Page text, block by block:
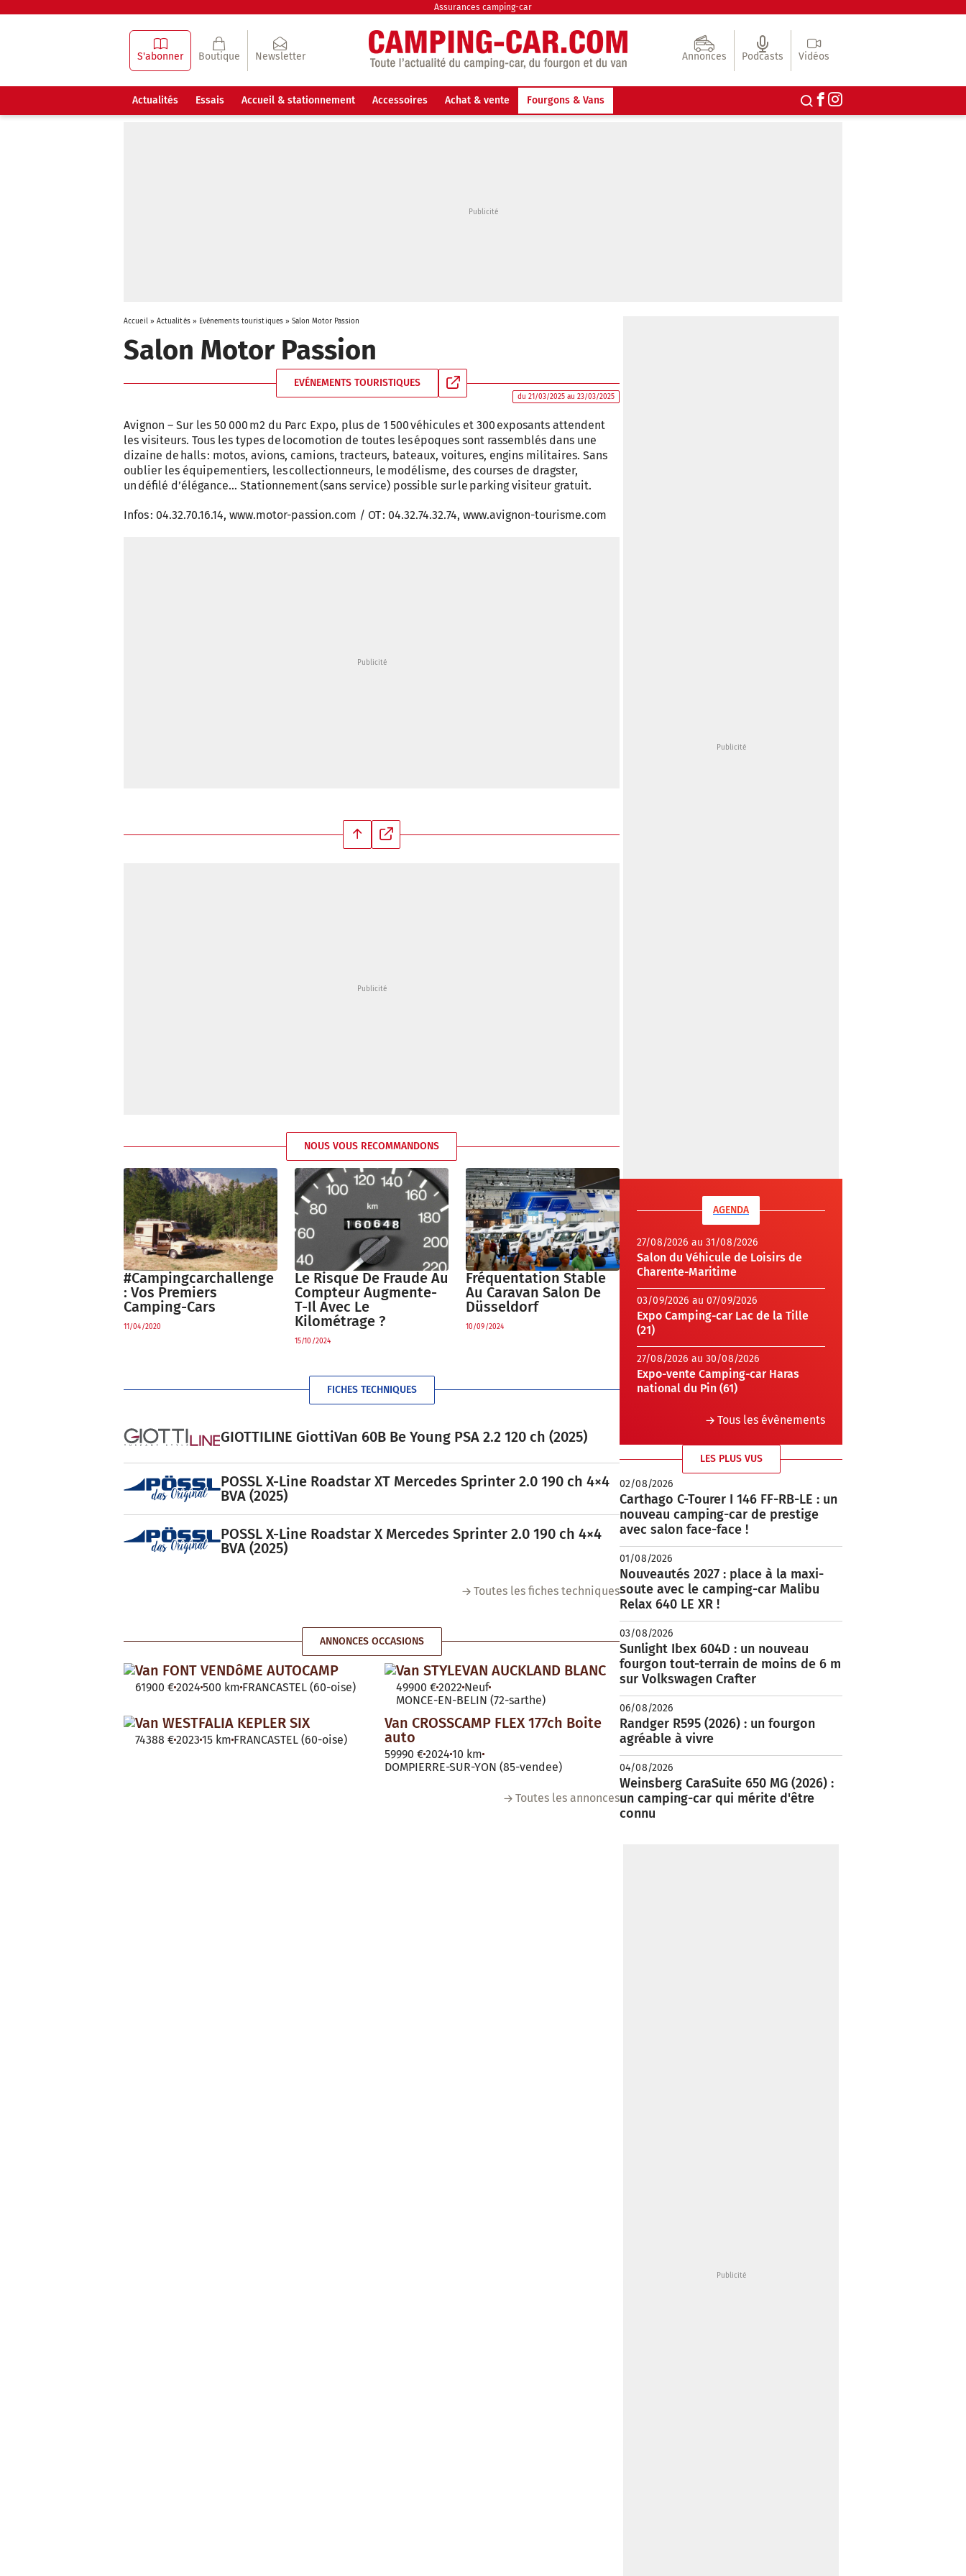
Assurances camping-car
S'abonner Boutique Newsletter Annonces Podcasts Vidéos
Actualités Essais Accueil & stationnement Accessoires Achat & vente Fourgons & Vans
Accueil» Actualités» Evénements touristiques »Salon Motor Passion
Salon Motor Passion
EVÉNEMENTS TOURISTIQUES
du 21/03/2025 au 23/03/2025
Avignon – Sur les 50 000 m2 du Parc Expo, plus de 1 500 véhicules et 300 exposants attendent
les visiteurs. Tous les types de locomotion de toutes les époques sont rassemblés dans une
dizaine de halls : motos, avions, camions, tracteurs, bateaux, voitures, engins militaires. Sans
oublier les équipementiers, les collectionneurs, le modélisme, des courses de dragster,
un défilé d’élégance… Stationnement (sans service) possible sur le parking visiteur gratuit.
Infos : 04.32.70.16.14, www.motor-passion.com / OT : 04.32.74.32.74, www.avignon-tourisme.com
NOUS VOUS RECOMMANDONS
#Campingcarchallenge
: Vos Premiers
Camping-Cars
11/04/2020
Le Risque De Fraude Au
Compteur Augmente-
T-Il Avec Le
Kilométrage ?
15/10/2024
Fréquentation Stable
Au Caravan Salon De
Düsseldorf
10/09/2024
FICHES TECHNIQUES
GIOTTILINE GiottiVan 60B Be Young PSA 2.2 120 ch (2025)
POSSL X-Line Roadstar XT Mercedes Sprinter 2.0 190 ch 4×4
BVA (2025)
POSSL X-Line Roadstar X Mercedes Sprinter 2.0 190 ch 4×4
BVA (2025)
Toutes les fiches techniques
ANNONCES OCCASIONS
Van FONT VENDôME AUTOCAMP
61900 €2024 500 km FRANCASTEL (60-oise)
Van STYLEVAN AUCKLAND BLANC
49900 €2022 Neuf
MONCE-EN-BELIN (72-sarthe)
Van WESTFALIA KEPLER SIX
74388 €2023 15 km FRANCASTEL (60-oise)
Van CROSSCAMP FLEX 177ch Boite
auto
59990 €2024 10 km
DOMPIERRE-SUR-YON (85-vendee)
Toutes les annonces
AGENDA
27/08/2026 au 31/08/2026
Salon du Véhicule de Loisirs de
Charente-Maritime
03/09/2026 au 07/09/2026
Expo Camping-car Lac de la Tille
(21)
27/08/2026 au 30/08/2026
Expo-vente Camping-car Haras
national du Pin (61)
Tous les évènements
LES PLUS VUS
02/08/2026
Carthago C-Tourer I 146 FF-RB-LE : un
nouveau camping-car de prestige
avec salon face-face !
01/08/2026
Nouveautés 2027 : place à la maxi-
soute avec le camping-car Malibu
Relax 640 LE XR !
03/08/2026
Sunlight Ibex 604D : un nouveau
fourgon tout-terrain de moins de 6 m
sur Volkswagen Crafter
06/08/2026
Randger R595 (2026) : un fourgon
agréable à vivre
04/08/2026
Weinsberg CaraSuite 650 MG (2026) :
un camping-car qui mérite d'être
connu